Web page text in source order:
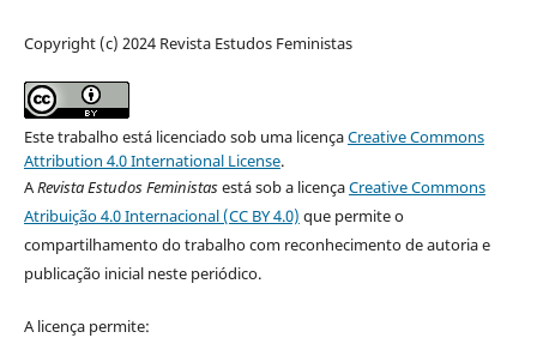
Copyright (c) 2024 Revista Estudos Feministas
Este trabalho está licenciado sob uma licençaCreative Commons
Attribution 4.0 International License.
ARevista Estudos Feministasestá sob a licençaCreative Commons
Atribuição 4.0 Internacional (CC BY 4.0) que permite o
compartilhamento do trabalho com reconhecimento de autoria e
publicação inicial neste periódico.
A licença permite: